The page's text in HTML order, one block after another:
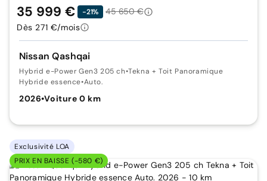
Nissan Qashqai
Hybrid e-Power Gen3 205 ch•Tekna + Toit Panoramique
Hybride essence•Auto.
2026•Voiture 0 km
35 999 € -21%
45 650 €
Dès 271 €/mois
Exclusivité LOA
PRIX EN BAISSE (-580 €)